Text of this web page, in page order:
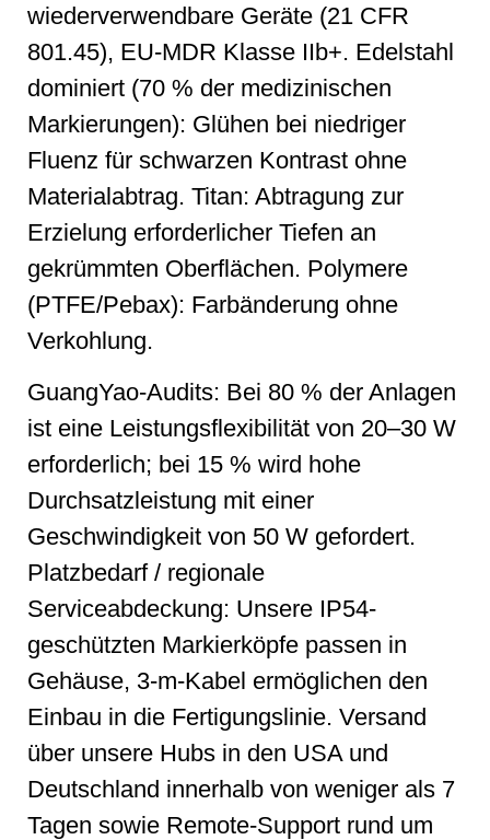
wiederverwendbare Geräte (21 CFR
801.45), EU-MDR Klasse IIb+. Edelstahl
dominiert (70 % der medizinischen
Markierungen): Glühen bei niedriger
Fluenz für schwarzen Kontrast ohne
Materialabtrag. Titan: Abtragung zur
Erzielung erforderlicher Tiefen an
gekrümmten Oberflächen. Polymere
(PTFE/Pebax): Farbänderung ohne
Verkohlung.
GuangYao-Audits: Bei 80 % der Anlagen
ist eine Leistungsflexibilität von 20–30 W
erforderlich; bei 15 % wird hohe
Durchsatzleistung mit einer
Geschwindigkeit von 50 W gefordert.
Platzbedarf / regionale
Serviceabdeckung: Unsere IP54-
geschützten Markierköpfe passen in
Gehäuse, 3-m-Kabel ermöglichen den
Einbau in die Fertigungslinie. Versand
über unsere Hubs in den USA und
Deutschland innerhalb von weniger als 7
Tagen sowie Remote-Support rund um